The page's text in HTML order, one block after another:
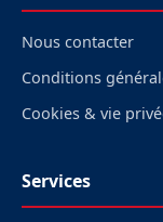
Nous contacter
Conditions
Cookies & vie
Services